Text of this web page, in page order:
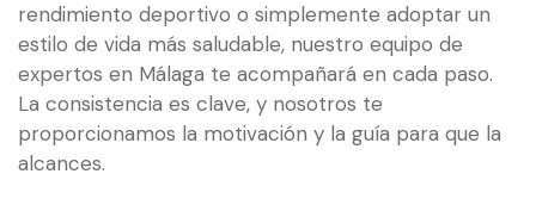
rendimiento deportivo o simplemente adoptar un
estilo de vida más saludable, nuestro equipo de
expertos en Málaga te acompañará en cada paso.
La consistencia es clave, y nosotros te
proporcionamos la motivación y la guía para que la
alcances.